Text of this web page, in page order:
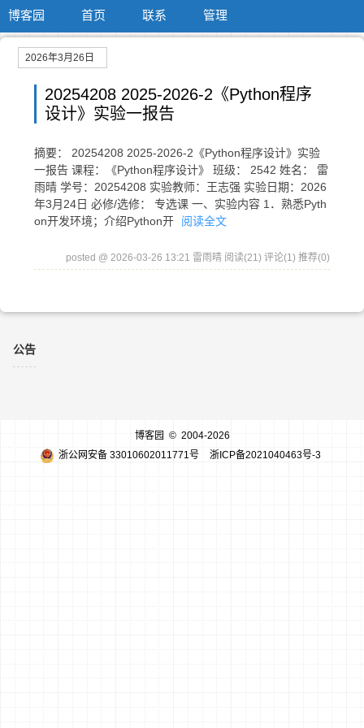
博客园 首页 联系 管理
2026年3月26日
20254208 2025-2026-2《Python程序
设计》实验一报告
摘要： 20254208 2025-2026-2《Python程序设计》实验
一报告 课程：《Python程序设计》 班级： 2542 姓名： 雷
雨晴 学号：20254208 实验教师：王志强 实验日期：2026
年3月24日 必修/选修： 专选课 一、实验内容 1．熟悉Pyth
on开发环境；介绍Python开
阅读全文
posted @ 2026-03-26 13:21 雷雨晴 阅读(21) 评论(1) 推荐(0)
公告
博客园 © 2004-2026
浙公网安备 33010602011771号
浙ICP备2021040463号-3